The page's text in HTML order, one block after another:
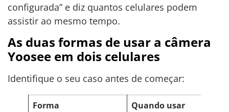
configurada” e diz quantos celulares podem
assistir ao mesmo tempo.
As duas formas de usar a câmera
Yoosee em dois celulares
Identifique o seu caso antes de começar:
Forma
Quando usar